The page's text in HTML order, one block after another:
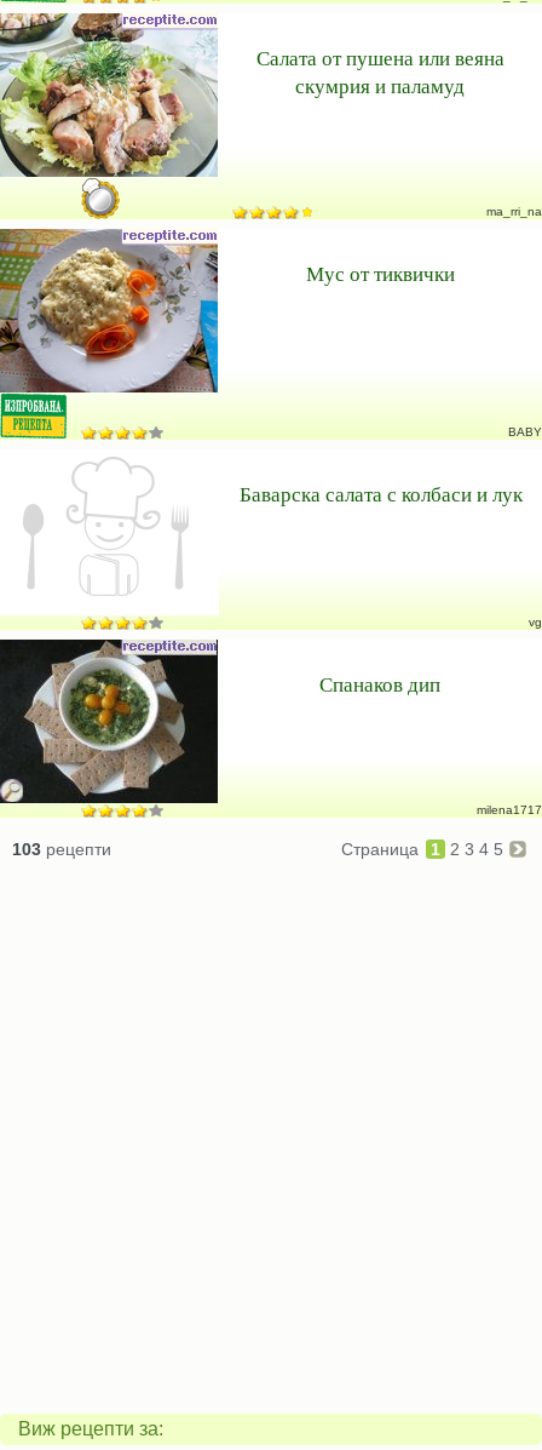
Салата от пушена или веяна
скумрия и паламуд
ma_rri_na
Мус от тиквички
BABY
Баварска салата с колбаси и лук
vg
Спанаков дип
milena1717
103 рецепти Страница 1 2 3 4 5
Виж рецепти за: